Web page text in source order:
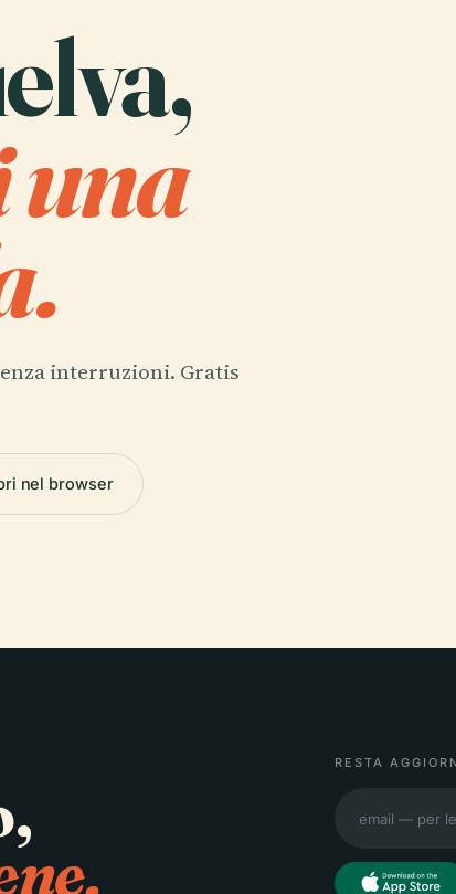
interruzioni. Gratis
nel browser
RESTA